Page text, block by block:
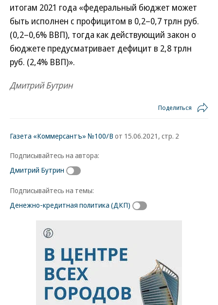
итогам 2021 года «федеральный бюджет может
быть исполнен с профицитом в 0,2–0,7 трлн руб.
(0,2–0,6% ВВП), тогда как действующий закон о
бюджете предусматривает дефицит в 2,8 трлн
руб. (2,4% ВВП)».
Дмитрий Бутрин
Поделиться
Газета «Коммерсантъ» №100/В от 15.06.2021, стр. 2
Подписывайтесь на автора:
Дмитрий Бутрин
Подписывайтесь на темы:
Денежно-кредитная политика (ДКП)